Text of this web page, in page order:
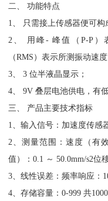
二、 功能特点
1、 只需接上传感器便可构
2、 用峰- 峰值（P-P）
（RMS）表示所测振动速度
3、 3 位半液晶显示；
4、 9V 叠层电池供电，有
三、 产品主要技术指标
1、输入信号：加速度传感
2、测量范围：速度（有
值）：0.1 ～ 50.0mm/s2位
3、线性误差：频率响应：
4、存储容量：0-999 共